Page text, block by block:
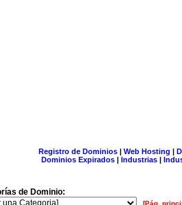
Registro de Dominios| Web Hosting |
Dominios Expirados | Industrias |
de Dominio:
[Pág.